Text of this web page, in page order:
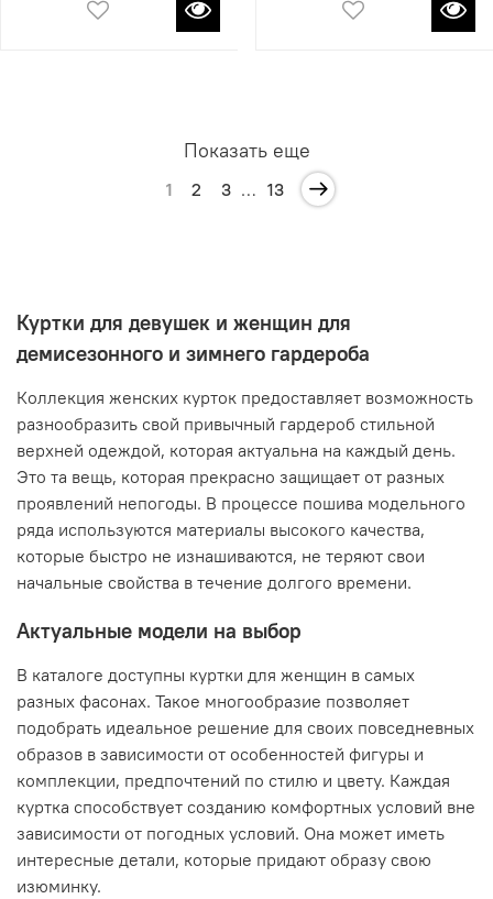
Показать еще
1 2 3 … 13
Куртки для девушек и женщин для
демисезонного и зимнего гардероба
Коллекция женских курток предоставляет возможность
разнообразить свой привычный гардероб стильной
верхней одеждой, которая актуальна на каждый день.
Это та вещь, которая прекрасно защищает от разных
проявлений непогоды. В процессе пошива модельного
ряда используются материалы высокого качества,
которые быстро не изнашиваются, не теряют свои
начальные свойства в течение долгого времени.
Актуальные модели на выбор
В каталоге доступны куртки для женщин в самых
разных фасонах. Такое многообразие позволяет
подобрать идеальное решение для своих повседневных
образов в зависимости от особенностей фигуры и
комплекции, предпочтений по стилю и цвету. Каждая
куртка способствует созданию комфортных условий вне
зависимости от погодных условий. Она может иметь
интересные детали, которые придают образу свою
изюминку.